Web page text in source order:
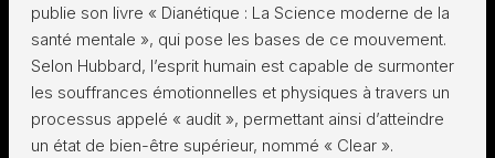
publie son livre « Dianétique : La Science moderne de la
santé mentale », qui pose les bases de ce mouvement.
Selon Hubbard, l’esprit humain est capable de surmonter
les souffrances émotionnelles et physiques à travers un
processus appelé « audit », permettant ainsi d’atteindre
un état de bien-être supérieur, nommé « Clear ».